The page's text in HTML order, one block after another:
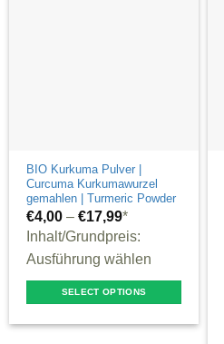
BIO Kurkuma Pulver |
Curcuma Kurkumawurzel
gemahlen | Turmeric Powder
€4,00 –€17,99*
Inhalt/Grundpreis:
Ausführung wählen
SELECT OPTIONS